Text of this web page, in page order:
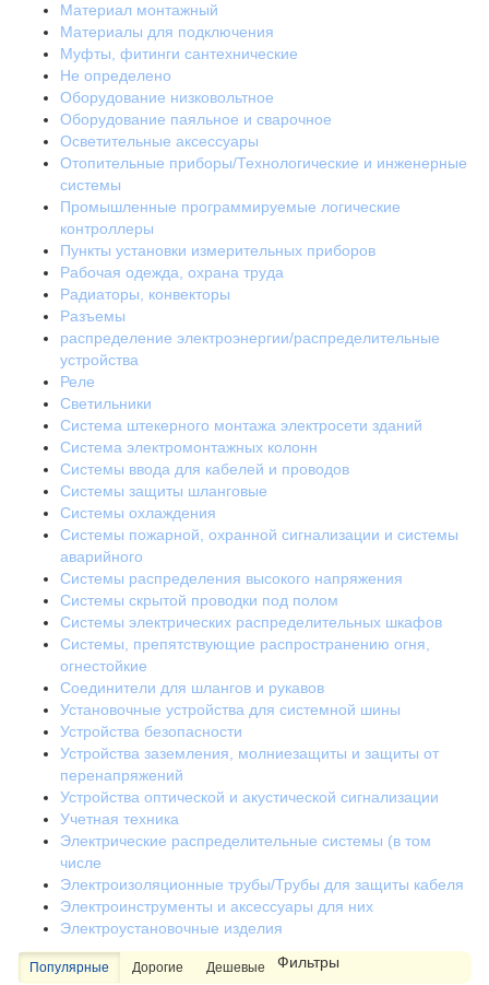
Материал монтажный
Материалы для подключения
Муфты, фитинги сантехнические
Не определено
Оборудование низковольтное
Оборудование паяльное и сварочное
Осветительные аксессуары
Отопительные приборы/Технологические и инженерные
системы
Промышленные программируемые логические
контроллеры
Пункты установки измерительных приборов
Рабочая одежда, охрана труда
Радиаторы, конвекторы
Разъемы
распределение электроэнергии/распределительные
устройства
Реле
Светильники
Система штекерного монтажа электросети зданий
Система электромонтажных колонн
Системы ввода для кабелей и проводов
Системы защиты шланговые
Системы охлаждения
Системы пожарной, охранной сигнализации и системы
аварийного
Системы распределения высокого напряжения
Системы скрытой проводки под полом
Системы электрических распределительных шкафов
Системы, препятствующие распространению огня,
огнестойкие
Соединители для шлангов и рукавов
Установочные устройства для системной шины
Устройства безопасности
Устройства заземления, молниезащиты и защиты от
перенапряжений
Устройства оптической и акустической сигнализации
Учетная техника
Электрические распределительные системы (в том
числе
Электроизоляционные трубы/Трубы для защиты кабеля
Электроинструменты и аксессуары для них
Электроустановочные изделия
Популярные Дорогие Дешевые Фильтры